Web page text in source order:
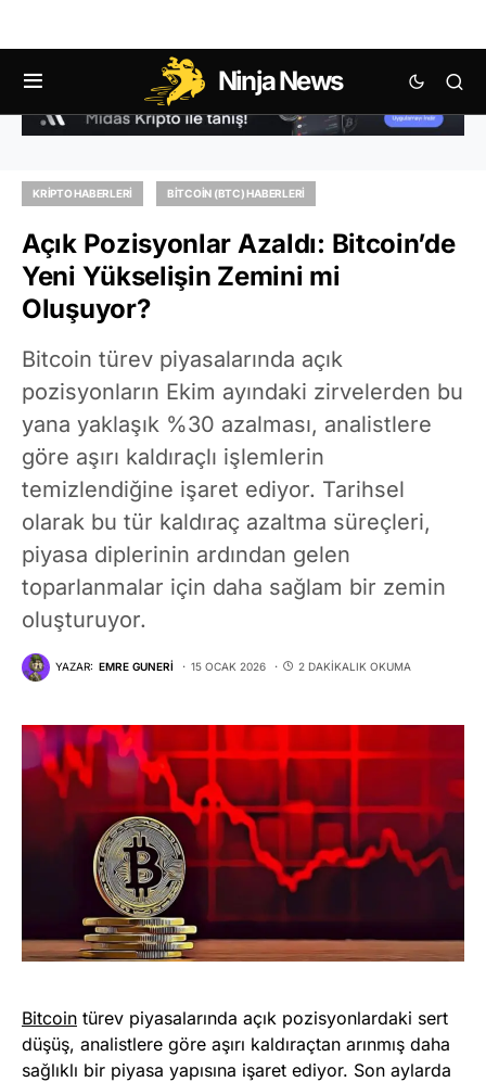
Ninja News
KRIPTO HABERLERI BITCOIN (BTC) HABERLERI
Açık Pozisyonlar Azaldı: Bitcoin’de
Yeni Yükselişin Zemini mi
Oluşuyor?
Bitcoin türev piyasalarında açık
pozisyonların Ekim ayındaki zirvelerden bu
yana yaklaşık %30 azalması, analistlere
göre aşırı kaldıraçlı işlemlerin
temizlendiğine işaret ediyor. Tarihsel
olarak bu tür kaldıraç azaltma süreçleri,
piyasa diplerinin ardından gelen
toparlanmalar için daha sağlam bir zemin
oluşturuyor.
YAZAR: EMRE GUNERI 15 OCAK 2026 2 DAKIKALIK OKUMA
Bitcoin türev piyasalarında açık pozisyonlardaki sert
düşüş, analistlere göre aşırı kaldıraçtan arınmış daha
sağlıklı bir piyasa yapısına işaret ediyor. Son aylarda